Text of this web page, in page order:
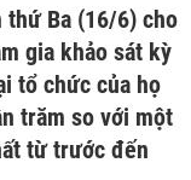
thứ Ba (16/6) cho
gia khảo sát kỳ
tổ chức của họ
trăm so với một
từ trước đến